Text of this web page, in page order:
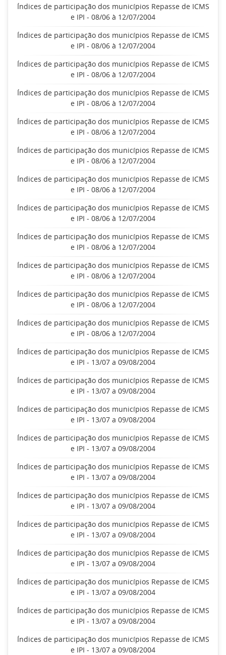
Índices de participação dos municípios Repasse de ICMS
e IPI - 08/06 à 12/07/2004
Índices de participação dos municípios Repasse de ICMS
e IPI - 08/06 à 12/07/2004
Índices de participação dos municípios Repasse de ICMS
e IPI - 08/06 à 12/07/2004
Índices de participação dos municípios Repasse de ICMS
e IPI - 08/06 à 12/07/2004
Índices de participação dos municípios Repasse de ICMS
e IPI - 08/06 à 12/07/2004
Índices de participação dos municípios Repasse de ICMS
e IPI - 08/06 à 12/07/2004
Índices de participação dos municípios Repasse de ICMS
e IPI - 08/06 à 12/07/2004
Índices de participação dos municípios Repasse de ICMS
e IPI - 08/06 à 12/07/2004
Índices de participação dos municípios Repasse de ICMS
e IPI - 08/06 à 12/07/2004
Índices de participação dos municípios Repasse de ICMS
e IPI - 08/06 à 12/07/2004
Índices de participação dos municípios Repasse de ICMS
e IPI - 08/06 à 12/07/2004
Índices de participação dos municípios Repasse de ICMS
e IPI - 08/06 à 12/07/2004
Índices de participação dos municípios Repasse de ICMS
e IPI - 13/07 a 09/08/2004
Índices de participação dos municípios Repasse de ICMS
e IPI - 13/07 a 09/08/2004
Índices de participação dos municípios Repasse de ICMS
e IPI - 13/07 a 09/08/2004
Índices de participação dos municípios Repasse de ICMS
e IPI - 13/07 a 09/08/2004
Índices de participação dos municípios Repasse de ICMS
e IPI - 13/07 a 09/08/2004
Índices de participação dos municípios Repasse de ICMS
e IPI - 13/07 a 09/08/2004
Índices de participação dos municípios Repasse de ICMS
e IPI - 13/07 a 09/08/2004
Índices de participação dos municípios Repasse de ICMS
e IPI - 13/07 a 09/08/2004
Índices de participação dos municípios Repasse de ICMS
e IPI - 13/07 a 09/08/2004
Índices de participação dos municípios Repasse de ICMS
e IPI - 13/07 a 09/08/2004
Índices de participação dos municípios Repasse de ICMS
e IPI - 13/07 a 09/08/2004